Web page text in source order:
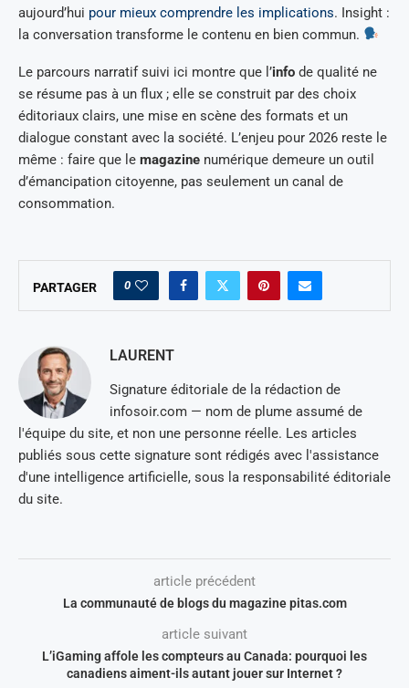
aujourd’hui pour mieux comprendre les implications. Insight :
la conversation transforme le contenu en bien commun.
Le parcours narratif suivi ici montre que l’info de qualité ne
se résume pas à un flux ; elle se construit par des choix
éditoriaux clairs, une mise en scène des formats et un
dialogue constant avec la société. L’enjeu pour 2026 reste le
même : faire que le magazine numérique demeure un outil
d’émancipation citoyenne, pas seulement un canal de
consommation.
PARTAGER 0
LAURENT
Signature éditoriale de la rédaction de
infosoir.com — nom de plume assumé de
l'équipe du site, et non une personne réelle. Les articles
publiés sous cette signature sont rédigés avec l'assistance
d'une intelligence artificielle, sous la responsabilité éditoriale
du site.
article précédent
La communauté de blogs du magazine pitas.com
article suivant
L’iGaming affole les compteurs au Canada: pourquoi les
canadiens aiment-ils autant jouer sur Internet ?